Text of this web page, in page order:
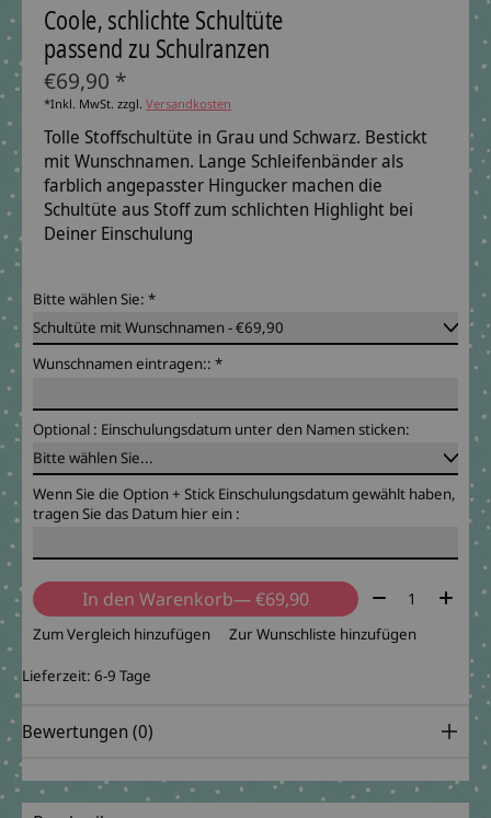
Coole, schlichte Schultüte
passend zu Schulranzen
€69,90 *
*Inkl. MwSt. zzgl. Versandkosten
Tolle Stoffschultüte in Grau und Schwarz. Bestickt
mit Wunschnamen. Lange Schleifenbänder als
farblich angepasster Hingucker machen die
Schultüte aus Stoff zum schlichten Highlight bei
Deiner Einschulung
Bitte wählen Sie: *
Wunschnamen eintragen:: *
Optional : Einschulungsdatum unter den Namen sticken:
Wenn Sie die Option + Stick Einschulungsdatum gewählt haben,
tragen Sie das Datum hier ein :
In den Warenkorb — €69,90 Menge:
Zum Vergleich hinzufügen Zur Wunschliste hinzufügen
Lieferzeit: 6-9 Tage
Bewertungen (0)